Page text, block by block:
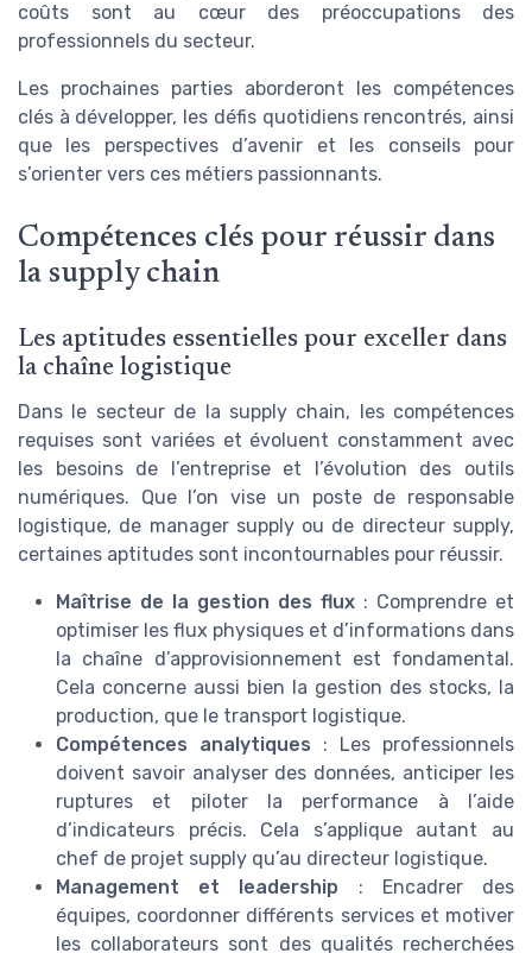
coûts sont au cœur des préoccupations des
professionnels du secteur.
Les prochaines parties aborderont les compétences
clés à développer, les défis quotidiens rencontrés, ainsi
que les perspectives d’avenir et les conseils pour
s’orienter vers ces métiers passionnants.
Compétences clés pour réussir dans
la supply chain
Les aptitudes essentielles pour exceller dans
la chaîne logistique
Dans le secteur de la supply chain, les compétences
requises sont variées et évoluent constamment avec
les besoins de l’entreprise et l’évolution des outils
numériques. Que l’on vise un poste de responsable
logistique, de manager supply ou de directeur supply,
certaines aptitudes sont incontournables pour réussir.
Maîtrise de la gestion des flux : Comprendre et
optimiser les flux physiques et d’informations dans
la chaîne d’approvisionnement est fondamental.
Cela concerne aussi bien la gestion des stocks, la
production, que le transport logistique.
Compétences analytiques : Les professionnels
doivent savoir analyser des données, anticiper les
ruptures et piloter la performance à l’aide
d’indicateurs précis. Cela s’applique autant au
chef de projet supply qu’au directeur logistique.
Management et leadership : Encadrer des
équipes, coordonner différents services et motiver
les collaborateurs sont des qualités recherchées